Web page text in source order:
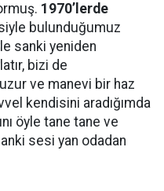
1970’lerde
bulunduğumuz
sanki yeniden
bizi de
ve manevi bir haz
kendisini aradığımda
öyle tane tane ve
sesi yan odadan